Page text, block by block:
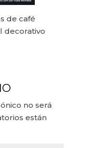
de café
decorativo
no será
están